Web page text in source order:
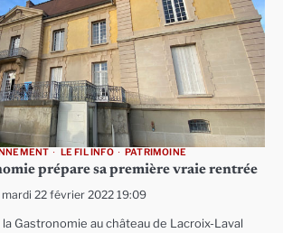
LE FIL INFO PATRIMOINE
prépare sa première vraie rentrée
mardi 22 février 2022 19:09
la Gastronomie au château de Lacroix-Laval